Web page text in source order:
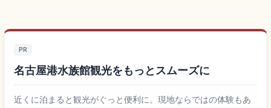
PR
名古屋港水族館観光をもっとスムーズに
近くに泊まると観光がぐっと便利に。現地ならではの体験もあ